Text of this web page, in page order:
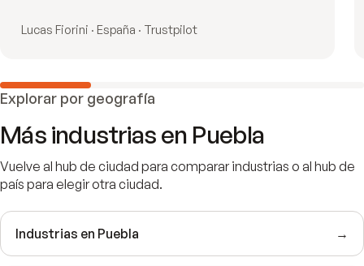
Lucas Fiorini · España · Trustpilot
Explorar por geografía
Más industrias en Puebla
Vuelve al hub de ciudad para comparar industrias o al hub de
país para elegir otra ciudad.
Industrias en Puebla →